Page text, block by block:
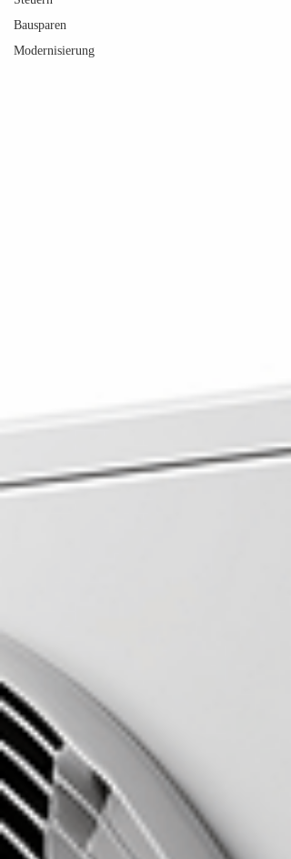
Bausparen
Modernisierung